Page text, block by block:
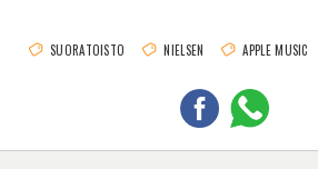
SUORATOISTO NIELSEN APPLE MUSIC